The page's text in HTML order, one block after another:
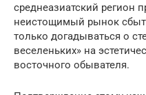
среднеазиатский регион
неистощимый рынок
только догадываться о
веселеньких» на
восточного обывателя.